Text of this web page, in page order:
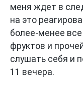
меня ждет в
на это
более-менее
фруктов и
слушать себя и
11 вечера.